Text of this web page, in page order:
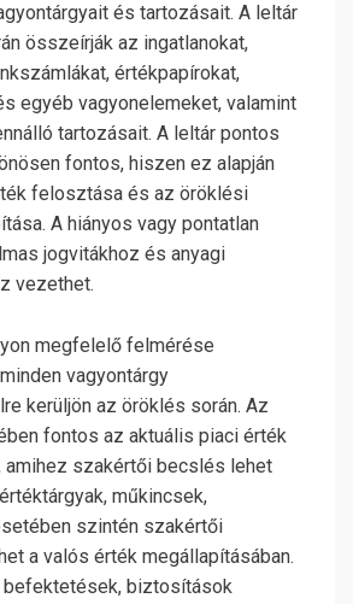
és tartozásait. A leltár
összeírják az ingatlanokat,
értékpapírokat,
egyéb vagyonelemeket, valamint
tartozásait. A leltár pontos
fontos, hiszen ez alapján
felosztása és az öröklési
A hiányos vagy pontatlan
jogvitákhoz és anyagi
vezethet.
megfelelő felmérése
vagyontárgy
kerüljön az öröklés során. Az
fontos az aktuális piaci érték
amihez szakértői becslés lehet
műkincsek,
szintén szakértői
a valós érték megállapításában.
befektetések, biztosítások